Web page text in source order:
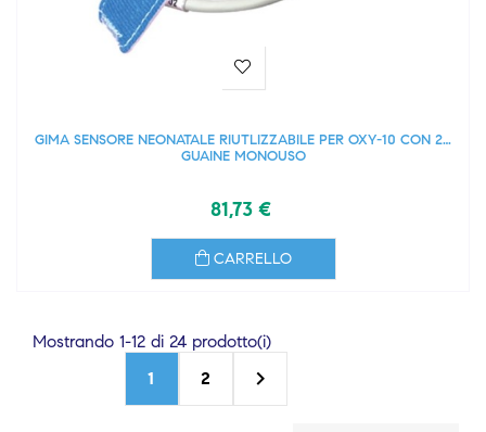
GIMA SENSORE NEONATALE RIUTLIZZABILE PER OXY-10 CON 20
GUAINE MONOUSO
81,73 €
CARRELLO
Mostrando 1-12 di 24 prodotto(i)
1
2 